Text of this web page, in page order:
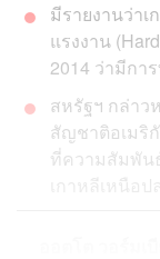
มีรายงานว่า
แรงงาน
2014 ว่ามีกา
สหรัฐฯ กล่าว
สัญชาติอเมริ
ที่ความสัมพัน
เกาหลีเหนือ